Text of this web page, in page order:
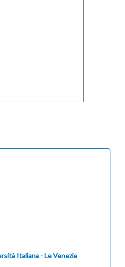
Italiana - Le Venezie